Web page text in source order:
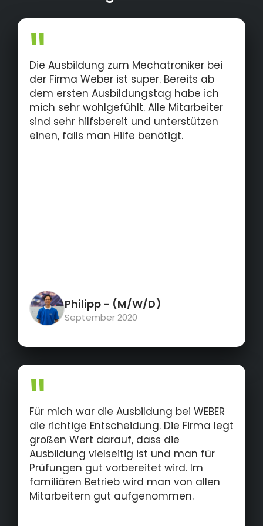
inhabergeführten Familienunternehmens
befindet sich im oberfränkischen Kronach in
Deutschland. Die Geschäftsführer sind Dr.-
Ing. Markus Weber und Ludwig Weber M.Sc.
Die Ausbildung zum Mechatroniker bei
der Firma Weber ist super. Bereits ab
dem ersten Ausbildungstag habe ich
mich sehr wohlgefühlt. Alle Mitarbeiter
sind sehr hilfsbereit und unterstützen
einen, falls man Hilfe benötigt.
Philipp - (M/W/D)
September 2020
Für mich war die Ausbildung bei WEBER
die richtige Entscheidung. Die Firma legt
großen Wert darauf, dass die
Ausbildung vielseitig ist und man für
Prüfungen gut vorbereitet wird. Im
familiären Betrieb wird man von allen
Mitarbeitern gut aufgenommen.